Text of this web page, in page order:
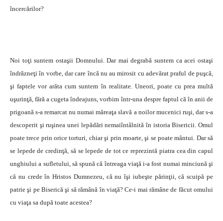
încercărilor?
Noi toţi suntem ostaşii Domnului. Dar mai degrabă suntem ca acei ostaşi
îndrăzneţi în vorbe, dar care încă nu au mirosit cu adevărat praful de puşcă,
şi faptele vor arăta cum suntem în realitate. Uneori, poate cu prea multă
uşurinţă, fără a cugeta îndeajuns, vorbim într-una despre faptul că în anii de
prigoană s-a remarcat nu numai măreaţa slavă a noilor mucenici ruşi, dar s-a
descoperit şi ruşinea unei lepădări nemaiîntâlnită în istoria Bisericii. Omul
poate trece prin orice torturi, chiar şi prin moarte, şi se poate mântui. Dar să
se lepede de credinţă, să se lepede de tot ce reprezintă piatra cea din capul
unghiului a sufletului, să spună că întreaga viaţă i-a fost numai minciună şi
că nu crede în Hristos Dumnezeu, că nu îşi iubeşte părinţii, că scuipă pe
patrie şi pe Biserică şi să rămână în viaţă? Ce-i mai rămâne de făcut omului
cu viaţa sa după toate acestea?